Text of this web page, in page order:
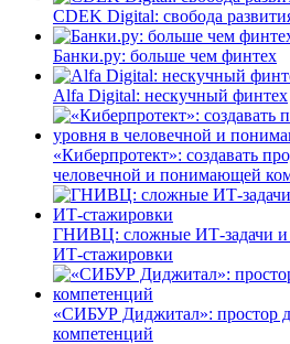
CDEK Digital: свобода
Банки.ру: больше чем финтех
Alfa Digital: нескучный финтех
«Киберпротект»: создавать
человечной и понимающей
ГНИВЦ: сложные ИТ‑задачи
ИТ‑стажировки
«СИБУР Диджитал»: простор
компетенций